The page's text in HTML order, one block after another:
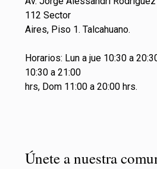
112 Sector
Aires, Piso 1. Talcahuano.
Horarios: Lun a jue 10:30 a
10:30 a 21:00
hrs, Dom 11:00 a 20:00 hrs.
Únete a nuestra